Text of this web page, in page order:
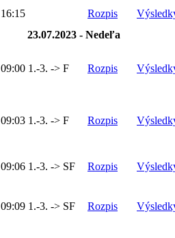
16:15 Rozpis
23.07.2023 - Nedeľa
09:00 1.-3. -> F Rozpis
09:03 1.-3. -> F Rozpis
09:06 1.-3. -> SF Rozpis
09:09 1.-3. -> SF Rozpis